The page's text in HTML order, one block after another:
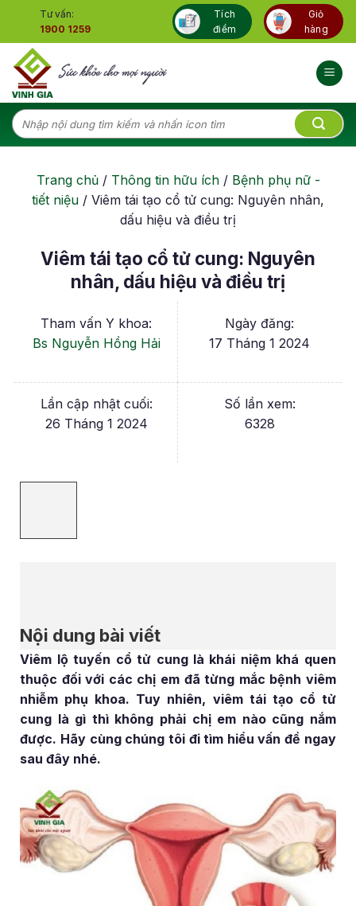
content
Tư vấn:
1900 1259
Tích
điểm
Giỏ
hàng
Tìm
kiếm:
Trang chủ/ Thông tin hữu ích/ Bệnh phụ nữ -
tiết niệu / Viêm tái tạo cổ tử cung: Nguyên nhân,
dấu hiệu và điều trị
Viêm tái tạo cổ tử cung: Nguyên
nhân, dấu hiệu và điều trị
Tham vấn Y khoa:
Bs Nguyễn Hồng Hải
Ngày đăng:
17 Tháng 1 2024
Lần cập nhật cuối:
26 Tháng 1 2024
Số lần xem:
6328
Nội dung bài viết
Viêm lộ tuyến cổ tử cung là khái niệm khá quen
thuộc đối với các chị em đã từng mắc bệnh viêm
nhiễm phụ khoa. Tuy nhiên, viêm tái tạo cổ tử
cung là gì thì không phải chị em nào cũng nắm
được. Hãy cùng chúng tôi đi tìm hiểu vấn đề ngay
sau đây nhé.